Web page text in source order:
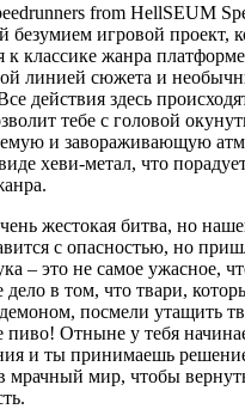
SEUM
безумием игровой проект,
к классике жанра
линией сюжета и
действия здесь
тебе с головой
и завораживающую
хеви-метал, что
жестокая битва, но
с опасностью, но
– это не самое ужасное,
в том, что твари,
посмели утащить
пиво! Отныне у тебя
и ты принимаешь
мрачный мир, чтобы